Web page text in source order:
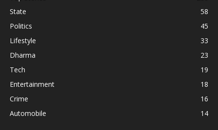
State
58
Politics
45
Lifestyle
33
Dharma
23
Tech
19
Entertainment
18
Crime
16
Automobile
14